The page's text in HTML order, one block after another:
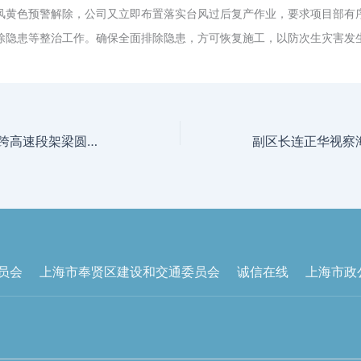
黄色预警解除，公司 又 立即布置落实台风过后复产作业 ， 要求项目部有
隐患等整治工作。确保全面排除隐患，方可恢复施工， 以 防次生灾害发
大叶7标S2跨线桥跨高速段架梁圆满完成
会 上海市奉贤区建设和交通委员会 诚信在线 上海市